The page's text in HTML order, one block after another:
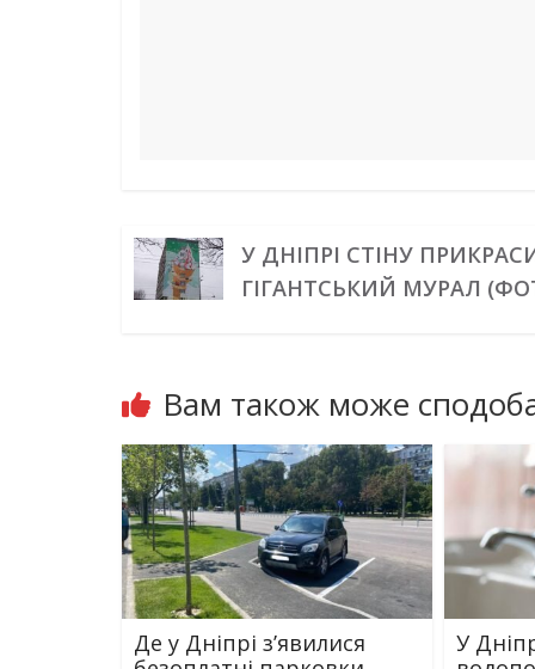
У ДНІПРІ СТІНУ
ГІГАНТСЬКИЙ МУРАЛ
Вам також може
Де у Дніпрі з’явилися
У